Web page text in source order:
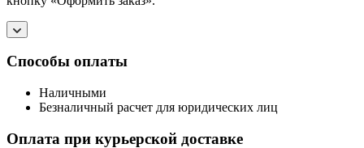
Способы оплаты
Наличными
Безналичный расчет для юридических лиц
Оплата при курьерской доставке